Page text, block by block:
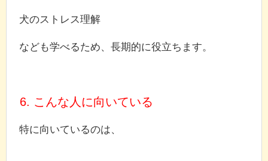
犬のストレス理解
なども学べるため、長期的に役立ちます。
6. こんな人に向いている
特に向いているのは、